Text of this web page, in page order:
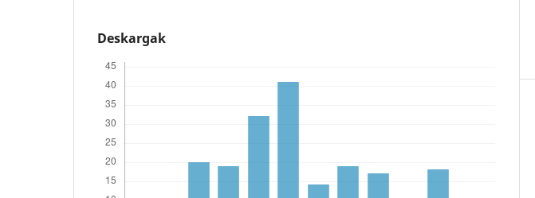
Deskargak